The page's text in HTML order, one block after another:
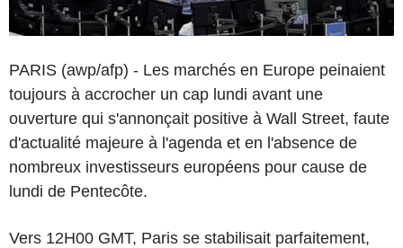
PARIS (awp/afp) - Les marchés en Europe peinaient
toujours à accrocher un cap lundi avant une
ouverture qui s'annonçait positive à Wall Street, faute
d'actualité majeure à l'agenda et en l'absence de
nombreux investisseurs européens pour cause de
lundi de Pentecôte.
Vers 12H00 GMT, Paris se stabilisait parfaitement,